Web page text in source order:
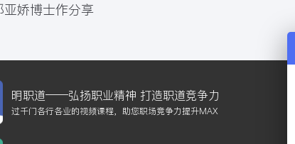
娇博士作分享
明职道——弘扬职业精神 打造职道竞争力
过千门各行各业的视频课程，助您职场竞争力提升MAX